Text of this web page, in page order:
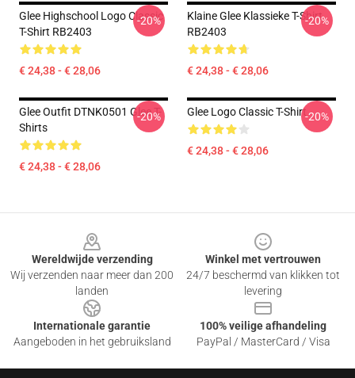
Glee Highschool Logo Classic
T-Shirt RB2403
€ 24,38 - € 28,06
-20%
Klaine Glee Klassieke T-Shirt
RB2403
€ 24,38 - € 28,06
-20%
Glee Outfit DTNK0501 Glee T-
Shirts
€ 24,38 - € 28,06
-20% Glee Logo Classic T-Shirt
€ 24,38 - € 28,06
-20%
Wereldwijde verzending
Wij verzenden naar meer dan 200
landen
Winkel met vertrouwen
24/7 beschermd van klikken tot
levering
Internationale garantie
Aangeboden in het gebruiksland
100% veilige afhandeling
PayPal / MasterCard / Visa